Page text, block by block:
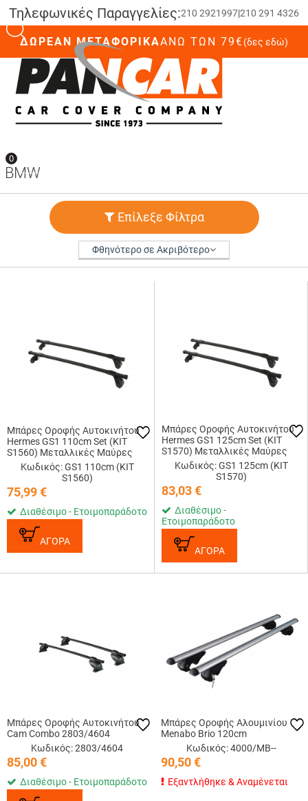
Τηλεφωνικές Παραγγελίες:210 2921997|210 291 4326
ΔΩΡΕΑΝ ΜΕΤΑΦΟΡΙΚΑΆΝΩ ΤΩΝ 79€(δες εδώ)
0
BMW
Επίλεξε Φίλτρα
Φθηνότερο σε Ακριβότερο
Μπάρες Οροφής Αυτοκινήτου
Hermes GS1 110cm Set (KIT
S1560) Μεταλλικές Μαύρες
Κωδικός: GS1 110cm (KIT
S1560)
75,99€
Διαθέσιμο - Ετοιμοπαράδοτο
ΑΓΟΡΑ
Μπάρες Οροφής Αυτοκινήτου
Hermes GS1 125cm Set (KIT
S1570) Μεταλλικές Μαύρες
Κωδικός: GS1 125cm (KIT
S1570)
83,03€
Διαθέσιμο -
Ετοιμοπαράδοτο
ΑΓΟΡΑ
Μπάρες Οροφής Αυτοκινήτου
Cam Combo 2803/4604
Κωδικός: 2803/4604
85,00€
Διαθέσιμο - Ετοιμοπαράδοτο
Μπάρες Οροφής Αλουμινίου
Menabo Brio 120cm
Κωδικός: 4000/MB--
90,50€
Εξαντλήθηκε & Αναμένεται